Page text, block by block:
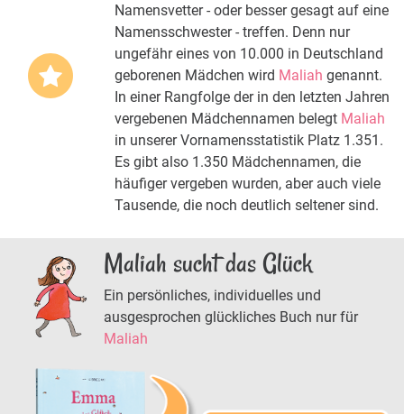
Namensvetter - oder besser gesagt auf eine
Namensschwester - treffen. Denn nur
ungefähr eines von 10.000 in Deutschland
geborenen Mädchen wird Maliah genannt.
In einer Rangfolge der in den letzten Jahren
vergebenen Mädchennamen belegt Maliah
in unserer Vornamensstatistik Platz 1.351.
Es gibt also 1.350 Mädchennamen, die
häufiger vergeben wurden, aber auch viele
Tausende, die noch deutlich seltener sind.
Maliah sucht das Glück
Ein persönliches, individuelles und
ausgesprochen glückliches Buch nur für
Maliah